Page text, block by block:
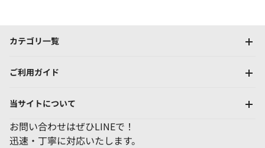
カテゴリ一覧
ご利用ガイド
当サイトについて
お問い合わせはぜひLINEで！
迅速・丁寧に対応いたします。